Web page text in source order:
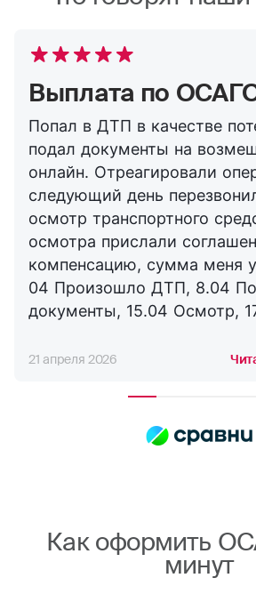
Выплата по
Попал в ДТП в качестве
подал документы на
онлайн. Отреагировали
следующий день
осмотр транспортного
осмотра прислали
компенсацию, сумма меня
04 Произошло ДТП, 8.04
документы, 15.04 Осмотр,
сотрудничать с компанией
21 апреля 2026
Как оформить
минут